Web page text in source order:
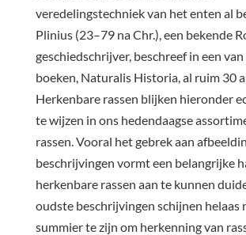
veredelingstechniek van het enten al
Plinius (23–79 na Chr.), een bekende
geschiedschrijver, beschreef in een
boeken, Naturalis Historia, al ruim 30
Herkenbare rassen blijken hieronder
te wijzen in ons hedendaagse
rassen. Vooral het gebrek aan
beschrijvingen vormt een belangrijke
herkenbare rassen aan te kunnen
oudste beschrijvingen schijnen helaas
summier te zijn om herkenning van